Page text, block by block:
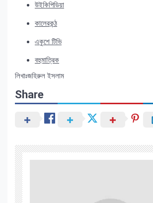
উইকিপিডিয়া
কালেরকন্ঠ
একুশে টিভি
বহুমাত্রিক
লিখাঃজহিরুল ইসলাম
Share